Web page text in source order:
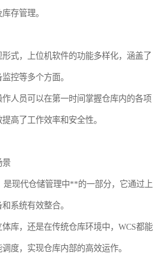
存管理。
式，上位机软件的功能多样化，涵盖了
控等多个方面。
人员可以在第一时间掌握仓库内的各项
高了工作效率和安全性。
景
是现代仓储管理中**的一部分，它通过上
系统有效整合。
库，还是在传统仓库环境中，WCS都能
度，实现仓库内部的高效运作。